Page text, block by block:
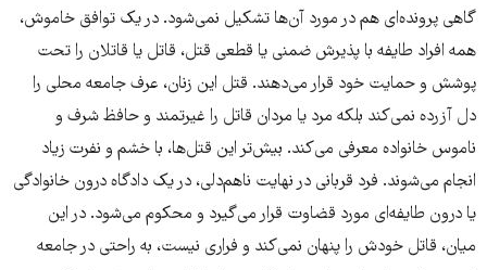
گاهی پرونده‌ای هم در مورد آن‌ها تشکیل نمی‌شود. در یک توافق خاموش،
همه افراد طایفه با پذیرش ضمنی یا قطعی قتل، قاتل یا قاتلان را تحت
پوشش و حمایت خود قرار می‌دهند. قتل این زنان، عرف جامعه محلی را
دل آزرده نمی‌کند بلکه مرد یا مردان قاتل را غیرتمند و حافظ شرف و
ناموس خانواده معرفی می‌کند. بیش‌تر این قتل‌ها، با خشم و نفرت زیاد
انجام می‌شوند. فرد قربانی در ‌‌‌نهایت ناهم‌دلی، در یک دادگاه درون خانوادگی
یا درون طایفه‌ای مورد قضاوت قرار می‌گیرد و محکوم می‌شود. در این
میان، قاتل خودش را پنهان نمی‌کند و فراری نیست، به راحتی در جامعه